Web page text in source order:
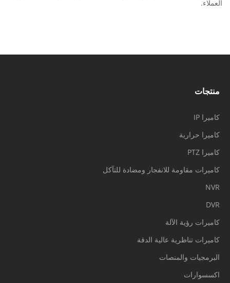
العملاء.
منتجات
كاميرا IP
كاميرا حرارية
كاميرا PTZ
كاميرات مقاومة للانفجار ومضادة للتآكل
NVR
DVR
كاميرات رؤية الآلة
كاميرات تناظرية عالية الدقة
البرمجيات والمنصات
اكسسوارات